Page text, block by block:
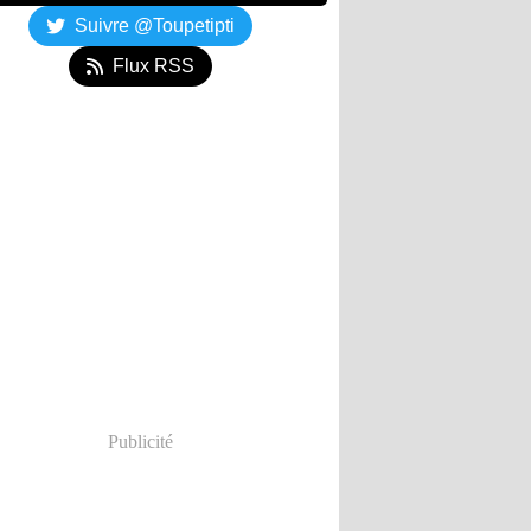
Suivre @Toupetipti
Flux RSS
Publicité